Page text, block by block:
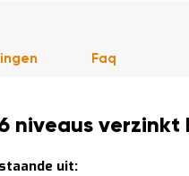
niveaus verzinkt
uit:
Faq